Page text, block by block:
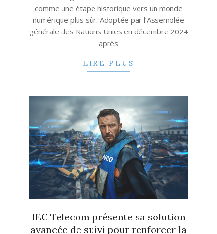
comme une étape historique vers un monde
numérique plus sûr. Adoptée par l’Assemblée
générale des Nations Unies en décembre 2024
après
LIRE PLUS
IEC Telecom présente sa solution
avancée de suivi pour renforcer la